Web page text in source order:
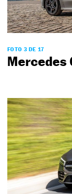
FOTO 3 DE 17
Mercedes